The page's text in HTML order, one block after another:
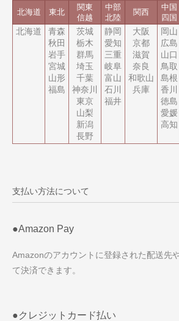
北海道 東北
関東
信越
中部
北陸
関西
中国
四国
北海道
青森
秋田
岩手
宮城
山形
福島
茨城
栃木
群馬
埼玉
千葉
神奈川
東京
山梨
新潟
長野
静岡
愛知
三重
岐阜
富山
石川
福井
大阪
京都
滋賀
奈良
和歌山
兵庫
岡山
広島
山口
鳥取
島根
香川
徳島
愛媛
高知
支払い方法について
●Amazon Pay
Amazonのアカウントに登録された配送先
て決済できます。
●クレジットカード払い